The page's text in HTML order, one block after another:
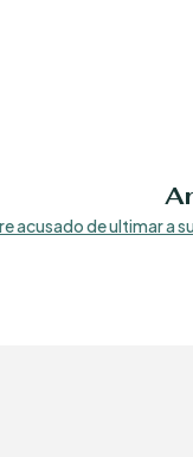
acusado de ultimar a